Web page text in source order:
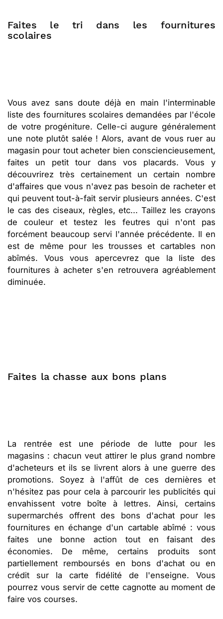
Faites le tri dans les fournitures
scolaires
Vous avez sans doute déjà en main l'interminable
liste des fournitures scolaires demandées par l'école
de votre progéniture. Celle-ci augure généralement
une note plutôt salée ! Alors, avant de vous ruer au
magasin pour tout acheter bien consciencieusement,
faites un petit tour dans vos placards. Vous y
découvrirez très certainement un certain nombre
d'affaires que vous n'avez pas besoin de racheter et
qui peuvent tout-à-fait servir plusieurs années. C'est
le cas des ciseaux, règles, etc... Taillez les crayons
de couleur et testez les feutres qui n'ont pas
forcément beaucoup servi l'année précédente. Il en
est de même pour les trousses et cartables non
abîmés. Vous vous apercevrez que la liste des
fournitures à acheter s'en retrouvera agréablement
diminuée.
Faites la chasse aux bons plans
La rentrée est une période de lutte pour les
magasins : chacun veut attirer le plus grand nombre
d'acheteurs et ils se livrent alors à une guerre des
promotions. Soyez à l'affût de ces dernières et
n'hésitez pas pour cela à parcourir les publicités qui
envahissent votre boîte à lettres. Ainsi, certains
supermarchés offrent des bons d'achat pour les
fournitures en échange d'un cartable abîmé : vous
faites une bonne action tout en faisant des
économies. De même, certains produits sont
partiellement remboursés en bons d'achat ou en
crédit sur la carte fidélité de l'enseigne. Vous
pourrez vous servir de cette cagnotte au moment de
faire vos courses.